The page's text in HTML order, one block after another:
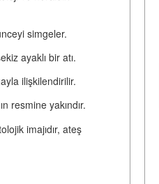
simgeler.
ayaklı bir atı.
ilişkilendirilir.
resmine yakındır.
imajıdır, ateş